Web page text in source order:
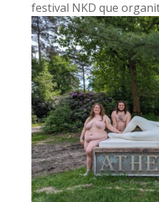
festival NKD que